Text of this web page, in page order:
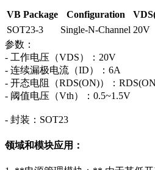
VB Package Configuration
SOT23-3
Single-N-Channel 20V
参数：
- 工作电压（VDS）：20V
- 连续漏极电流（ID）：6A
- 开态电阻（RDS(ON)）：
- 阈值电压（Vth）：0.5~1.5V
- 封装：SOT23
领域和模块应用：